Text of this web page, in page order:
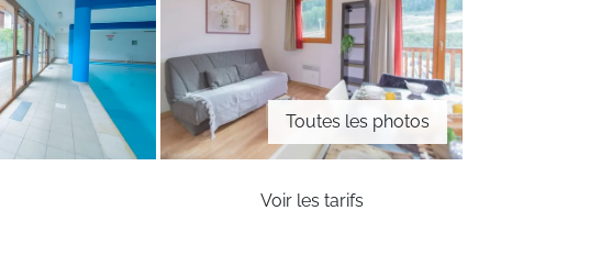
Toutes les photos
Voir les tarifs